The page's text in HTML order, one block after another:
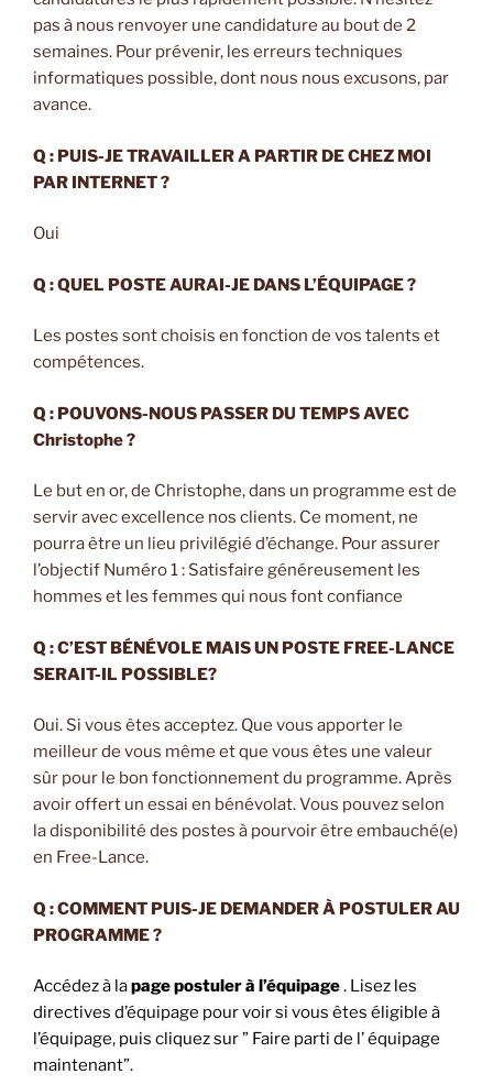
pas à nous renvoyer une candidature au bout de 2
semaines. Pour prévenir, les erreurs techniques
informatiques possible, dont nous nous excusons, par
avance.
Q : PUIS-JE TRAVAILLER A PARTIR DE CHEZ MOI
PAR INTERNET ?
Oui
Q : QUEL POSTE AURAI-JE DANS L’ÉQUIPAGE ?
Les postes sont choisis en fonction de vos talents et
compétences.
Q : POUVONS-NOUS PASSER DU TEMPS AVEC
Christophe ?
Le but en or, de Christophe, dans un programme est de
servir avec excellence nos clients. Ce moment, ne
pourra être un lieu privilégié d’échange. Pour assurer
l’objectif Numéro 1 : Satisfaire généreusement les
hommes et les femmes qui nous font confiance
Q : C’EST BÉNÉVOLE MAIS UN POSTE FREE-LANCE
SERAIT-IL POSSIBLE?
Oui. Si vous êtes acceptez. Que vous apporter le
meilleur de vous même et que vous êtes une valeur
sûr pour le bon fonctionnement du programme. Après
avoir offert un essai en bénévolat. Vous pouvez selon
la disponibilité des postes à pourvoir être embauché(e)
en Free-Lance.
Q : COMMENT PUIS-JE DEMANDER À POSTULER AU
PROGRAMME ?
Accédez à lapage postuler à l’équipage. Lisez les
directives d’équipage pour voir si vous êtes éligible à
l’équipage, puis cliquez sur ” Faire parti de l’ équipage
maintenant”.